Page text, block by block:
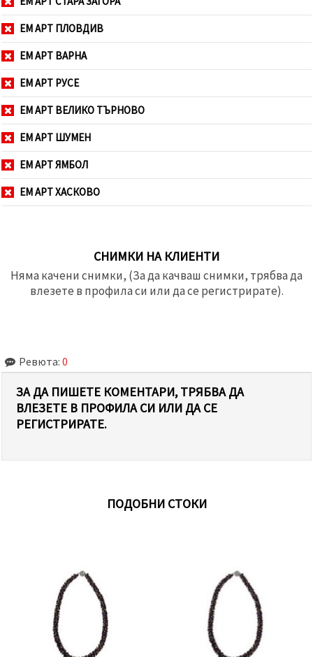
ЕМ АРТ ПЛОВДИВ
ЕМ АРТ ВАРНА
ЕМ АРТ РУСЕ
ЕМ АРТ ВЕЛИКО ТЪРНОВО
ЕМ АРТ ШУМЕН
ЕМ АРТ ЯМБОЛ
ЕМ АРТ ХАСКОВО
СНИМКИ НА КЛИЕНТИ
Няма качени снимки, (За да качваш снимки, трябва да
влезете в профила си или да се регистрирате).
Ревюта: 0
ЗА ДА ПИШЕТЕ КОМЕНТАРИ, ТРЯБВА ДА
ВЛЕЗЕТЕ В ПРОФИЛА СИ ИЛИ ДА СЕ
РЕГИСТРИРАТЕ.
ПОДОБНИ СТОКИ